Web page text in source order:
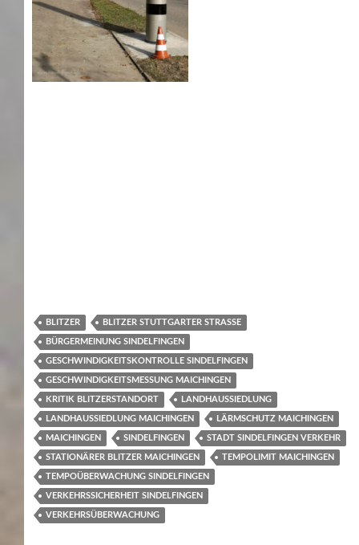
BLITZER BLITZER STUTTGARTER STRASSE
BÜRGERMEINUNG SINDELFINGEN
GESCHWINDIGKEITSKONTROLLE SINDELFINGEN
GESCHWINDIGKEITSMESSUNG MAICHINGEN
KRITIK BLITZERSTANDORT LANDHAUSSIEDLUNG
LANDHAUSSIEDLUNG MAICHINGEN LÄRMSCHUTZ MAICHINGEN
MAICHINGEN SINDELFINGEN STADT SINDELFINGEN VERKEHR
STATIONÄRER BLITZER MAICHINGEN TEMPOLIMIT MAICHINGEN
TEMPOÜBERWACHUNG SINDELFINGEN
VERKEHRSSICHERHEIT SINDELFINGEN
VERKEHRSÜBERWACHUNG